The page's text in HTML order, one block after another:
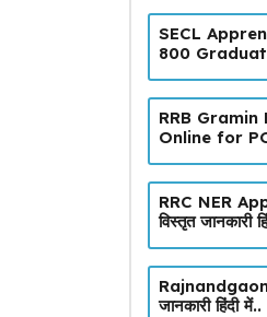
SECL
800
RRB
Online for
RRC NER
विस्तृत जानकारी
जानकारी हिंदी में..